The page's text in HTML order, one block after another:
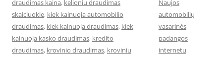
draudimas kaina, kelioniu draudimas
skaiciuokle, kiek kainuoja automobilio
draudimas, kiek kainuoja draudimas, kiek
kainuoja kasko draudimas, kredito
draudimas, krovinio draudimas, kroviniu
Naujos
automobilių
vasarinės
padangos
internetu